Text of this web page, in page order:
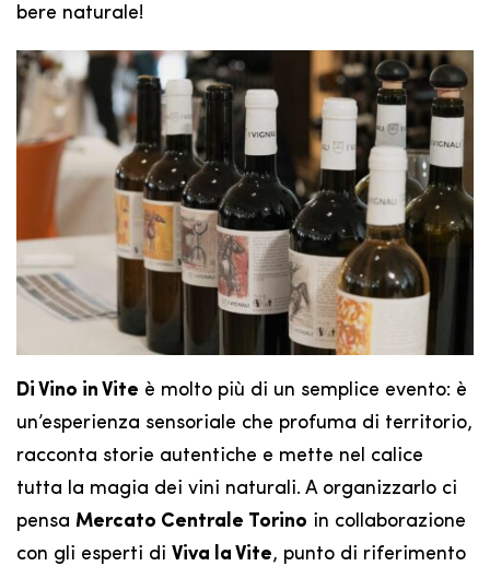
bere naturale!
Di Vino in Vite è molto più di un semplice evento: è
un’esperienza sensoriale che profuma di territorio,
racconta storie autentiche e mette nel calice
tutta la magia dei vini naturali. A organizzarlo ci
pensa Mercato Centrale Torino in collaborazione
con gli esperti di Viva la Vite, punto di riferimento